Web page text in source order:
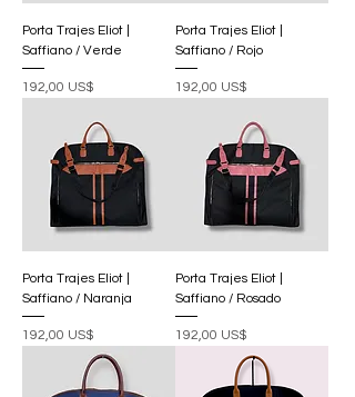
Porta Trajes Eliot |
Saffiano / Verde
Precio
192,00 US$
Porta Trajes Eliot |
Saffiano / Rojo
Precio
192,00 US$
Porta Trajes Eliot |
Saffiano / Naranja
Precio
192,00 US$
Porta Trajes Eliot |
Saffiano / Rosado
Precio
192,00 US$